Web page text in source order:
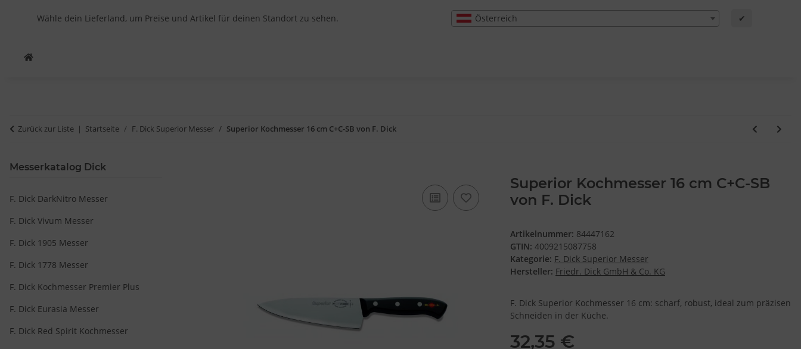
Wähle dein Lieferland, um Preise und Artikel für deinen Standort zu sehen. Österreich ✔
Zurück zur Liste Startseite F. Dick Superior Messer Superior Kochmesser 16 cm C+C-SB von F. Dick
Superior Kochmesser 16 cm C+C-SB
von F. Dick
Artikelnummer: 84447162
GTIN: 4009215087758
Kategorie: F. Dick Superior Messer
Hersteller: Friedr. Dick GmbH & Co. KG
F. Dick Superior Kochmesser 16 cm: scharf, robust, ideal zum präzisen
Schneiden in der Küche.
32,35 €
Messerkatalog Dick
F. Dick DarkNitro Messer
F. Dick Vivum Messer
F. Dick 1905 Messer
F. Dick 1778 Messer
F. Dick Kochmesser Premier Plus
F. Dick Eurasia Messer
F. Dick Red Spirit Kochmesser